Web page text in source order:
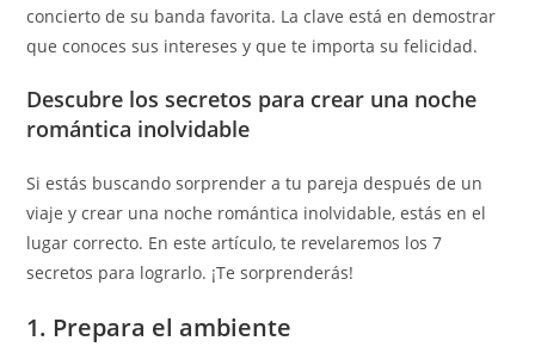
concierto de su banda favorita. La clave está en demostrar
que conoces sus intereses y que te importa su felicidad.
Descubre los secretos para crear una noche
romántica inolvidable
Si estás buscando sorprender a tu pareja después de un
viaje y crear una noche romántica inolvidable, estás en el
lugar correcto. En este artículo, te revelaremos los 7
secretos para lograrlo. ¡Te sorprenderás!
1. Prepara el ambiente